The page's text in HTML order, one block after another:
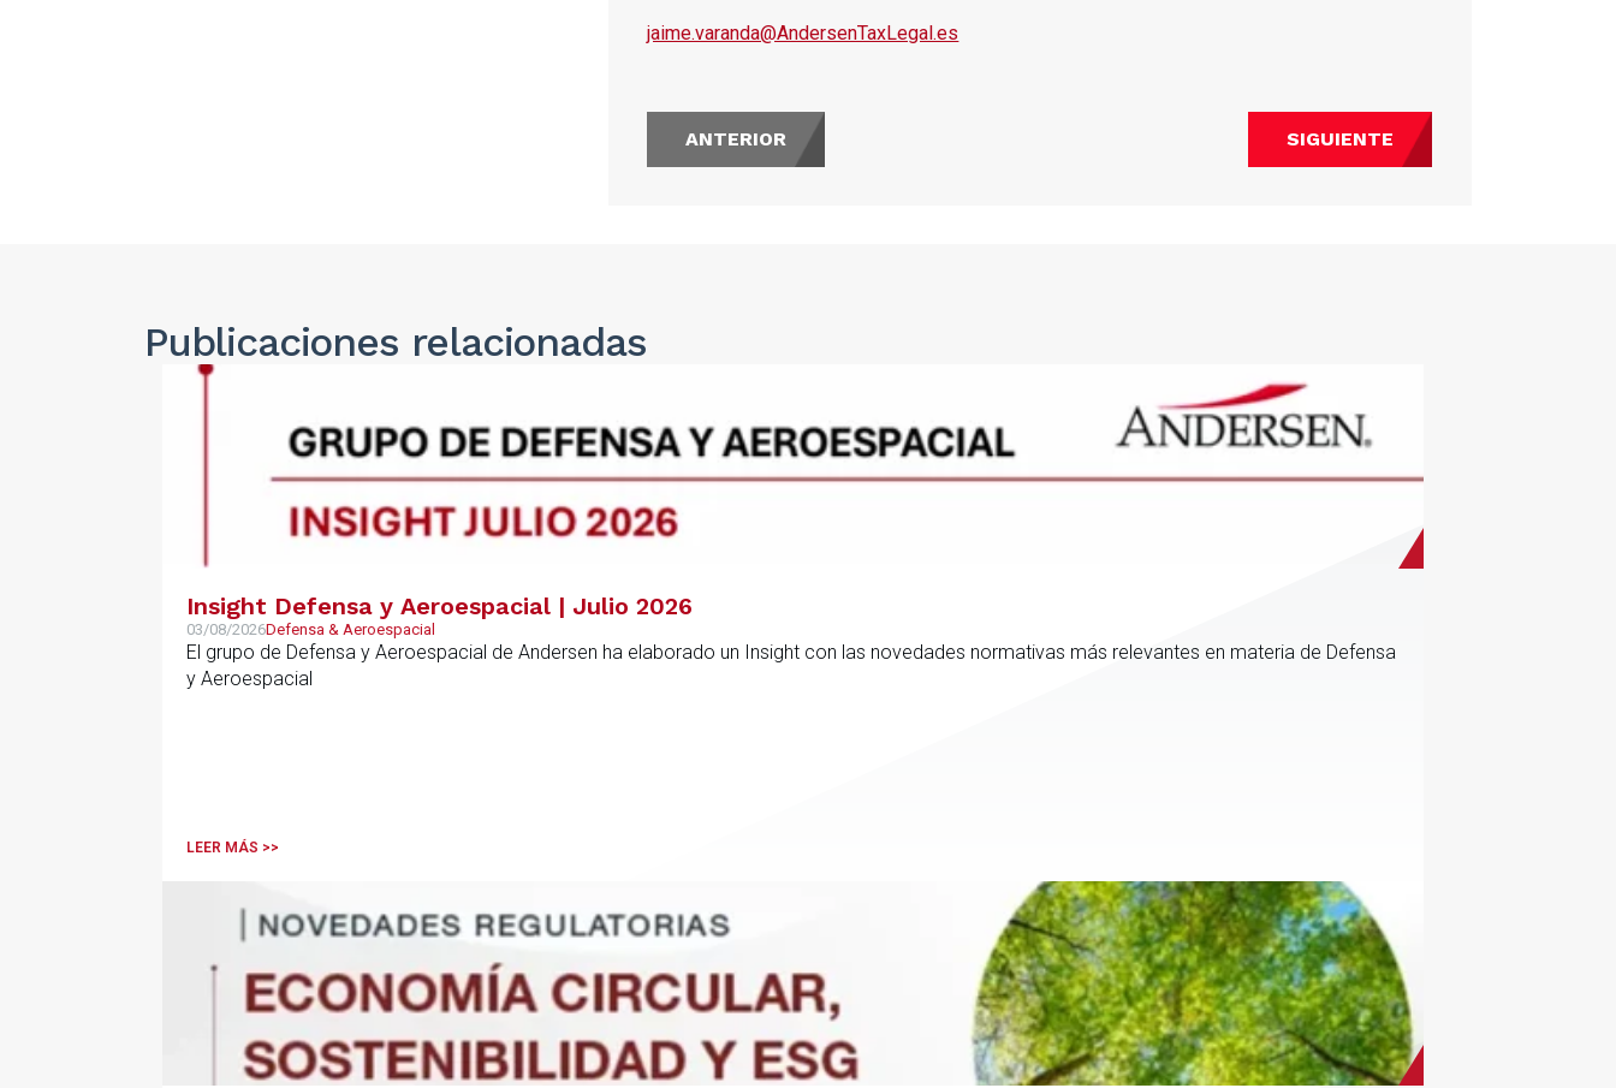
jaime.varanda@AndersenTaxLegal.es
ANTERIOR SIGUIENTE
Publicaciones relacionadas
Insight Defensa y Aeroespacial | Julio 2026
03/08/2026Defensa & Aeroespacial
El grupo de Defensa y Aeroespacial de Andersen ha elaborado un Insight con las novedades normativas más relevantes en materia de Defensa
y Aeroespacial
LEER MÁS >>